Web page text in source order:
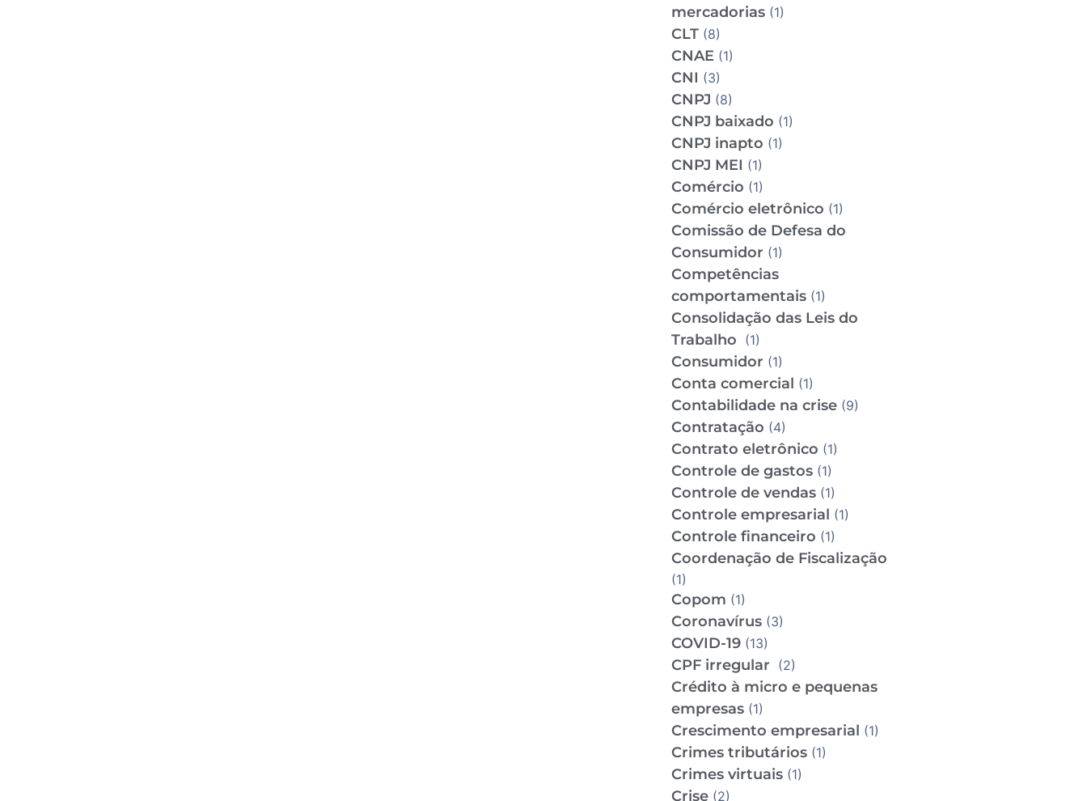
mercadorias(1)
CLT(8)
CNAE (1)
CNI (3)
CNPJ (8)
CNPJ baixado (1)
CNPJ inapto (1)
CNPJ MEI (1)
Comércio (1)
Comércio eletrônico (1)
Comissão de Defesa do
Consumidor (1)
Competências
comportamentais(1)
Consolidação das Leis do
Trabalho (1)
Consumidor (1)
Conta comercial (1)
Contabilidade na crise(9)
Contratação (4)
Contrato eletrônico (1)
Controle de gastos(1)
Controle de vendas(1)
Controle empresarial (1)
Controle financeiro (1)
Coordenação de Fiscalização
(1)
Copom (1)
Coronavírus(3)
COVID-19(13)
CPF irregular (2)
Crédito à micro e pequenas
empresas(1)
Crescimento empresarial (1)
Crimes tributários(1)
Crimes virtuais(1)
Crise(2)